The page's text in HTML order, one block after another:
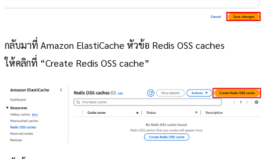
กลับมาที่ Amazon ElastiCache หัวข้อ Redis OSS caches
ให้คลิกที่ “Create Redis OSS cache”